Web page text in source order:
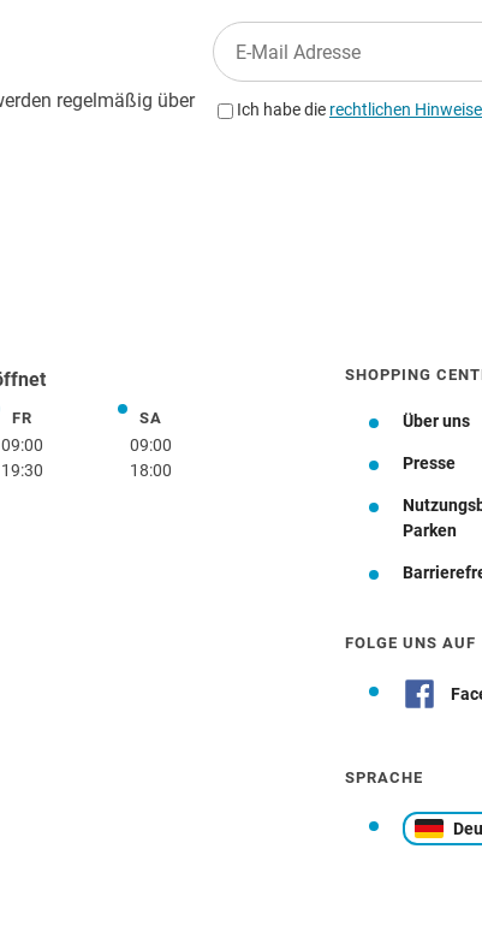
FRFreitag
09:00
19:30
SASamstag
09:00
18:00
SHOPPING
Über uns
Presse
Parken
FOLGE UNS AUF
SPRACHE